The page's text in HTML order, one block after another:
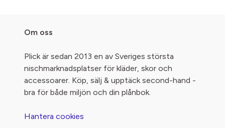
Om oss
Plick är sedan 2013 en av Sveriges största
nischmarknadsplatser för kläder, skor och
accessoarer. Köp, sälj & upptäck second-hand -
bra för både miljön och din plånbok.
Hantera cookies